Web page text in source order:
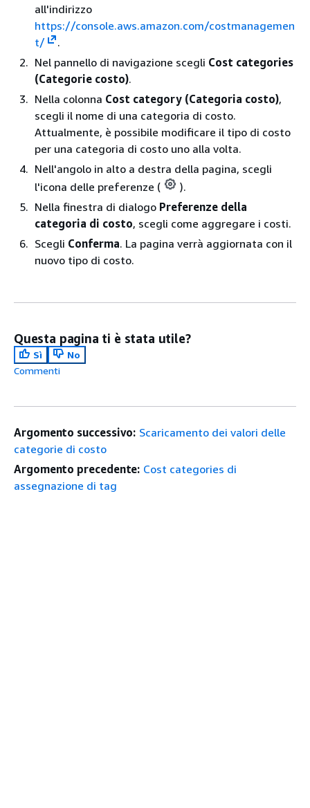
all'indirizzo
https://console.aws.amazon.com/costmanagemen
t/
.
Nel pannello di navigazione scegli Cost categories
(Categorie costo).
Nella colonna Cost category (Categoria costo),
scegli il nome di una categoria di costo.
Attualmente, è possibile modificare il tipo di costo
per una categoria di costo uno alla volta.
Nell'angolo in alto a destra della pagina, scegli
l'icona delle preferenze (
).
Nella finestra di dialogo Preferenze della
categoria di costo, scegli come aggregare i costi.
Scegli Conferma. La pagina verrà aggiornata con il
nuovo tipo di costo.
Questa pagina ti è stata utile?
Sì
No
Commenti
Argomento successivo: Scaricamento dei valori delle
categorie di costo
Argomento precedente: Cost categories di
assegnazione di tag